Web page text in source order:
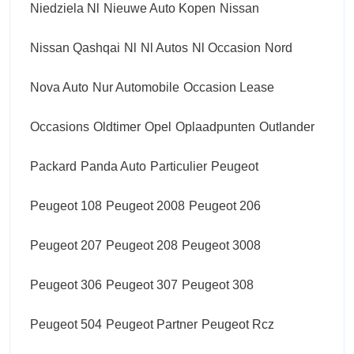
Niedziela Nl Nieuwe Auto Kopen Nissan
Nissan Qashqai Nl Nl Autos Nl Occasion Nord
Nova Auto Nur Automobile Occasion Lease
Occasions Oldtimer Opel Oplaadpunten Outlander
Packard Panda Auto Particulier Peugeot
Peugeot 108 Peugeot 2008 Peugeot 206
Peugeot 207 Peugeot 208 Peugeot 3008
Peugeot 306 Peugeot 307 Peugeot 308
Peugeot 504 Peugeot Partner Peugeot Rcz